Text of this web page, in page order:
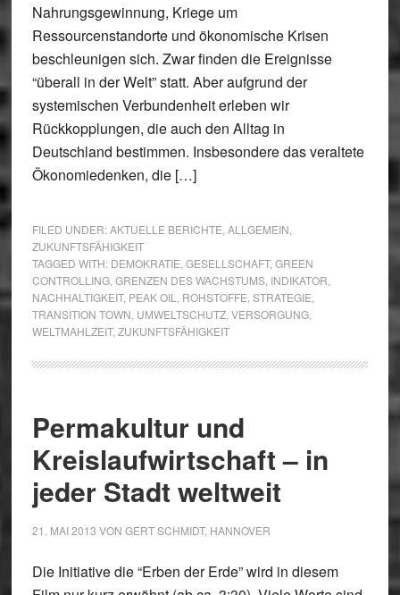
Nahrungsgewinnung, Kriege um
Ressourcenstandorte und ökonomische Krisen
beschleunigen sich. Zwar finden die Ereignisse
“überall in der Welt” statt. Aber aufgrund der
systemischen Verbundenheit erleben wir
Rückkopplungen, die auch den Alltag in
Deutschland bestimmen. Insbesondere das veraltete
Ökonomiedenken, die […]
FILED UNDER:AKTUELLE BERICHTE ALLGEMEIN
ZUKUNFTSFÄHIGKEIT
TAGGED WITH: DEMOKRATIE GESELLSCHAFT, GREEN
CONTROLLING, GRENZEN DES WACHSTUMS, INDIKATOR
NACHHALTIGKEIT, PEAK OIL ROHSTOFFE STRATEGIE
TRANSITION TOWN UMWELTSCHUTZ, VERSORGUNG,
WELTMAHLZEIT, ZUKUNFTSFÄHIGKEIT
Permakultur und
Kreislaufwirtschaft – in
jeder Stadt weltweit
21. MAI 2013 VON GERT SCHMIDT, HANNOVER
Die Initiative die “Erben der Erde” wird in diesem